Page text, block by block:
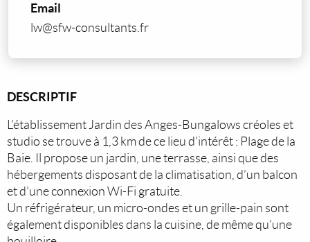
DESCRIPTIF
L’établissement Jardin des Anges-Bungalows créoles et
studio se trouve à 1,3 km de ce lieu d’intérêt : Plage de la
Baie. Il propose un jardin, une terrasse, ainsi que des
hébergements disposant de la climatisation, d’un balcon
et d’une connexion Wi-Fi gratuite.
Un réfrigérateur, un micro-ondes et un grille-pain sont
également disponibles dans la cuisine, de même qu’une
Email
lw@sfw-consultants.fr